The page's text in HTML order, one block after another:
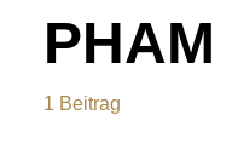
PHAM
1 Beitrag